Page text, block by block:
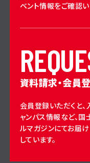
ベント情報をご確認い
REQUE
資料請求・会員
会員登録いただくと
ャンパス情報など、
ルマガジンにてお届
しています。